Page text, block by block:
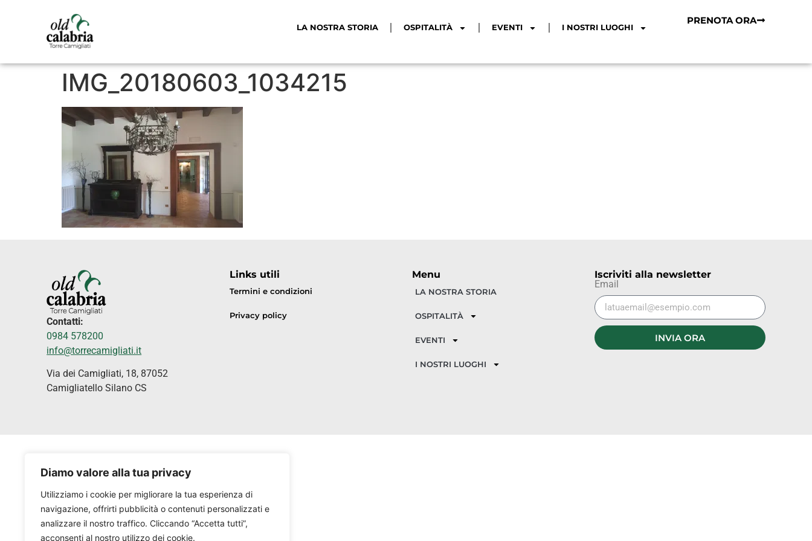
Diamo valore alla tua privacy
Utilizziamo i cookie per migliorare la tua esperienza di
navigazione, offrirti pubblicità o contenuti personalizzati e
analizzare il nostro traffico. Cliccando “Accetta tutti”,
acconsenti al nostro utilizzo dei cookie.
LA NOSTRA STORIA OSPITALITÀ EVENTI I NOSTRI LUOGHI
PRENOTA ORA
IMG_20180603_1034215
Contatti:
0984 578200
info@torrecamigliati.it
Via dei Camigliati, 18, 87052
Camigliatello Silano CS
Links utili
Termini e condizioni
Privacy policy
Menu
LA NOSTRA STORIA
OSPITALITÀ
EVENTI
I NOSTRI LUOGHI
Iscriviti alla newsletter
Email
INVIA ORA